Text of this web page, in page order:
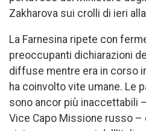
Zakharova sui crolli di ieri
La Farnesina ripete con
preoccupanti dichiarazioni
diffuse mentre era in corso
ha coinvolto vite umane. Le
sono ancor più inaccettabili
Vice Capo Missione russo –